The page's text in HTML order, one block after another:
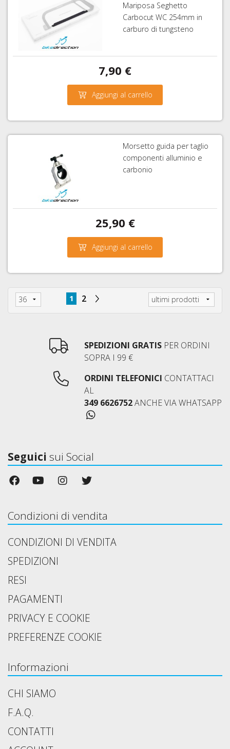
Mariposa Seghetto
Carbocut WC 254mm in
carburo di tungsteno
7,90 €
Aggiungi al carrello
Morsetto guida per taglio
componenti alluminio e
carbonio
25,90 €
Aggiungi al carrello
1 2
SPEDIZIONI GRATIS PER ORDINI
SOPRA I 99 €
ORDINI TELEFONICI CONTATTACI
AL
349 6626752ANCHE VIA WHATSAPP
Seguici sui Social
Condizioni di vendita
CONDIZIONI DI VENDITA
SPEDIZIONI
RESI
PAGAMENTI
PRIVACY E COOKIE
PREFERENZE COOKIE
Informazioni
CHI SIAMO
F.A.Q.
CONTATTI